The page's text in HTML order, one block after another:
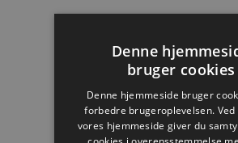
Denne
bruger cookies
Denne hjemmeside bruger
forbedre brugeroplevelsen.
vores hjemmeside giver du